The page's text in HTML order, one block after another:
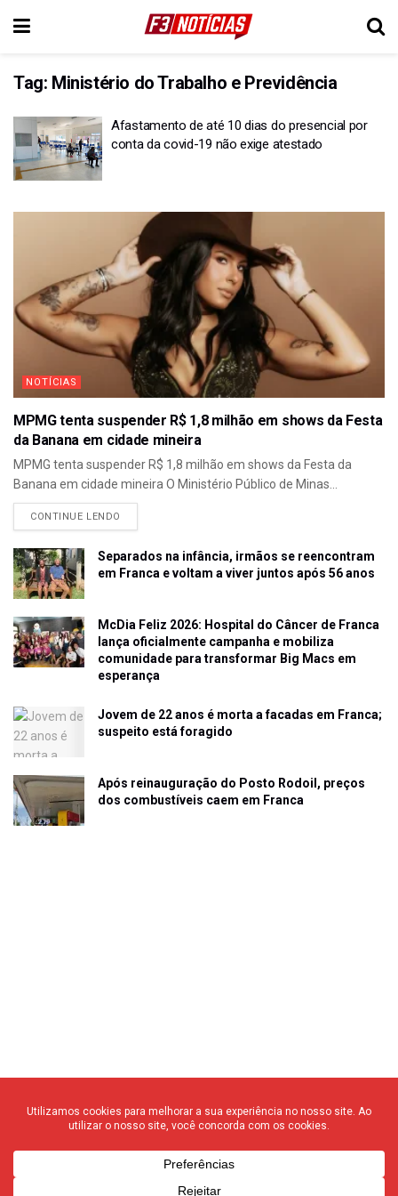
Tag: Ministério do Trabalho e Previdência
Afastamento de até 10 dias do presencial por
conta da covid-19 não exige atestado
NOTÍCIAS
MPMG tenta suspender R$ 1,8 milhão em shows da Festa
da Banana em cidade mineira
MPMG tenta suspender R$ 1,8 milhão em shows da Festa da
Banana em cidade mineira O Ministério Público de Minas...
CONTINUE LENDO
Separados na infância, irmãos se reencontram
em Franca e voltam a viver juntos após 56 anos
McDia Feliz 2026: Hospital do Câncer de Franca
lança oficialmente campanha e mobiliza
comunidade para transformar Big Macs em
esperança
Jovem de 22 anos é morta a facadas em Franca;
suspeito está foragido
Após reinauguração do Posto Rodoil, preços
dos combustíveis caem em Franca
© 2020 F3 Notícias – Todos os direitos reservados